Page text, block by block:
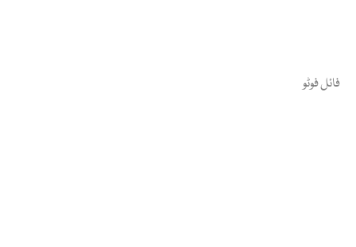
فائل فوٹو